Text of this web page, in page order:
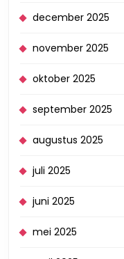
december 2025
november 2025
oktober 2025
september 2025
augustus 2025
juli 2025
juni 2025
mei 2025